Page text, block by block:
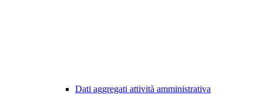
Dati aggregati attività amministrativa